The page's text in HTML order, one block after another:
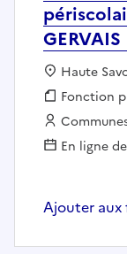
Haute
Fonction
Fonction
Employeur
En ligne
Ajouter aux